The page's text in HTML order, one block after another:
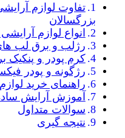
تفاوت لوازم
بزرگسالان
انواع لوازم
رژلب و برق لب های
کرم پودر و
رژگونه و پودر
راهنمای خرید
آموزش آرایش
سوالات متداول
نتیجه گیری